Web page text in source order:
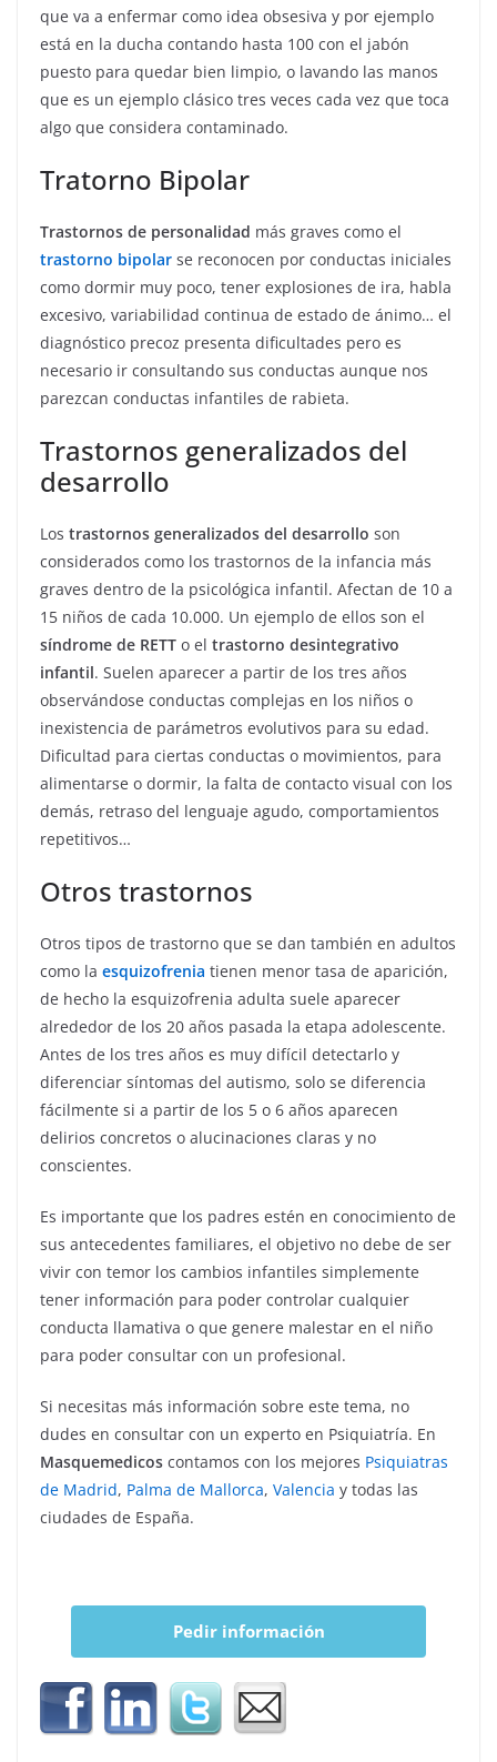
que va a enfermar como idea obsesiva y por ejemplo
está en la ducha contando hasta 100 con el jabón
puesto para quedar bien limpio, o lavando las manos
que es un ejemplo clásico tres veces cada vez que toca
algo que considera contaminado.
Tratorno Bipolar
Trastornos de personalidad más graves como el
trastorno bipolar se reconocen por conductas iniciales
como dormir muy poco, tener explosiones de ira, habla
excesivo, variabilidad continua de estado de ánimo… el
diagnóstico precoz presenta dificultades pero es
necesario ir consultando sus conductas aunque nos
parezcan conductas infantiles de rabieta.
Trastornos generalizados del
desarrollo
Los trastornos generalizados del desarrollo son
considerados como los trastornos de la infancia más
graves dentro de la psicológica infantil. Afectan de 10 a
15 niños de cada 10.000. Un ejemplo de ellos son el
síndrome de RETT o el trastorno desintegrativo
infantil. Suelen aparecer a partir de los tres años
observándose conductas complejas en los niños o
inexistencia de parámetros evolutivos para su edad.
Dificultad para ciertas conductas o movimientos, para
alimentarse o dormir, la falta de contacto visual con los
demás, retraso del lenguaje agudo, comportamientos
repetitivos…
Otros trastornos
Otros tipos de trastorno que se dan también en adultos
como la esquizofrenia tienen menor tasa de aparición,
de hecho la esquizofrenia adulta suele aparecer
alrededor de los 20 años pasada la etapa adolescente.
Antes de los tres años es muy difícil detectarlo y
diferenciar síntomas del autismo, solo se diferencia
fácilmente si a partir de los 5 o 6 años aparecen
delirios concretos o alucinaciones claras y no
conscientes.
Es importante que los padres estén en conocimiento de
sus antecedentes familiares, el objetivo no debe de ser
vivir con temor los cambios infantiles simplemente
tener información para poder controlar cualquier
conducta llamativa o que genere malestar en el niño
para poder consultar con un profesional.
Si necesitas más información sobre este tema, no
dudes en consultar con un experto en Psiquiatría. En
Masquemedicos contamos con los mejores Psiquiatras
de Madrid, Palma de Mallorca, Valencia y todas las
ciudades de España.
Pedir información